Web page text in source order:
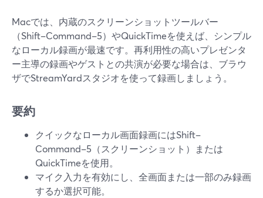
Macでは、内蔵のスクリーンショットツールバー
（Shift–Command–5）やQuickTimeを使えば、シンプル
なローカル録画が最速です。再利用性の高いプレゼンタ
ー主導の録画やゲストとの共演が必要な場合は、ブラウ
ザでStreamYardスタジオを使って録画しましょう。
要約
クイックなローカル画面録画にはShift–
Command–5（スクリーンショット）または
QuickTimeを使用。
マイク入力を有効にし、全画面または一部のみ録画
するか選択可能。